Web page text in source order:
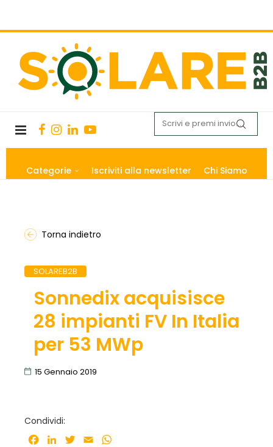
Categorie Iscriviti alla newsletter Chi Siamo
Torna indietro
SOLAREB2B
Sonnedix acquisisce
28 impianti FV In Italia
per 53 MWp
15 Gennaio 2019
Condividi:
Facebook
LinkedInTwitter
Email